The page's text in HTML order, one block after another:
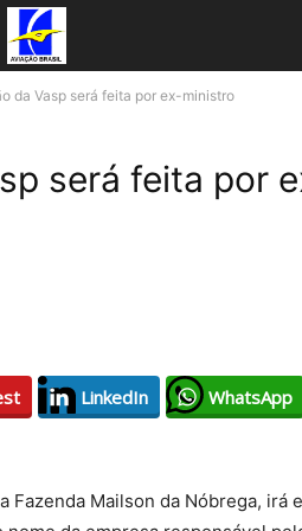
da Vasp será feita por ex-ministro
será feita por
LinkedIn
WhatsApp
Mailson da Nóbrega, irá